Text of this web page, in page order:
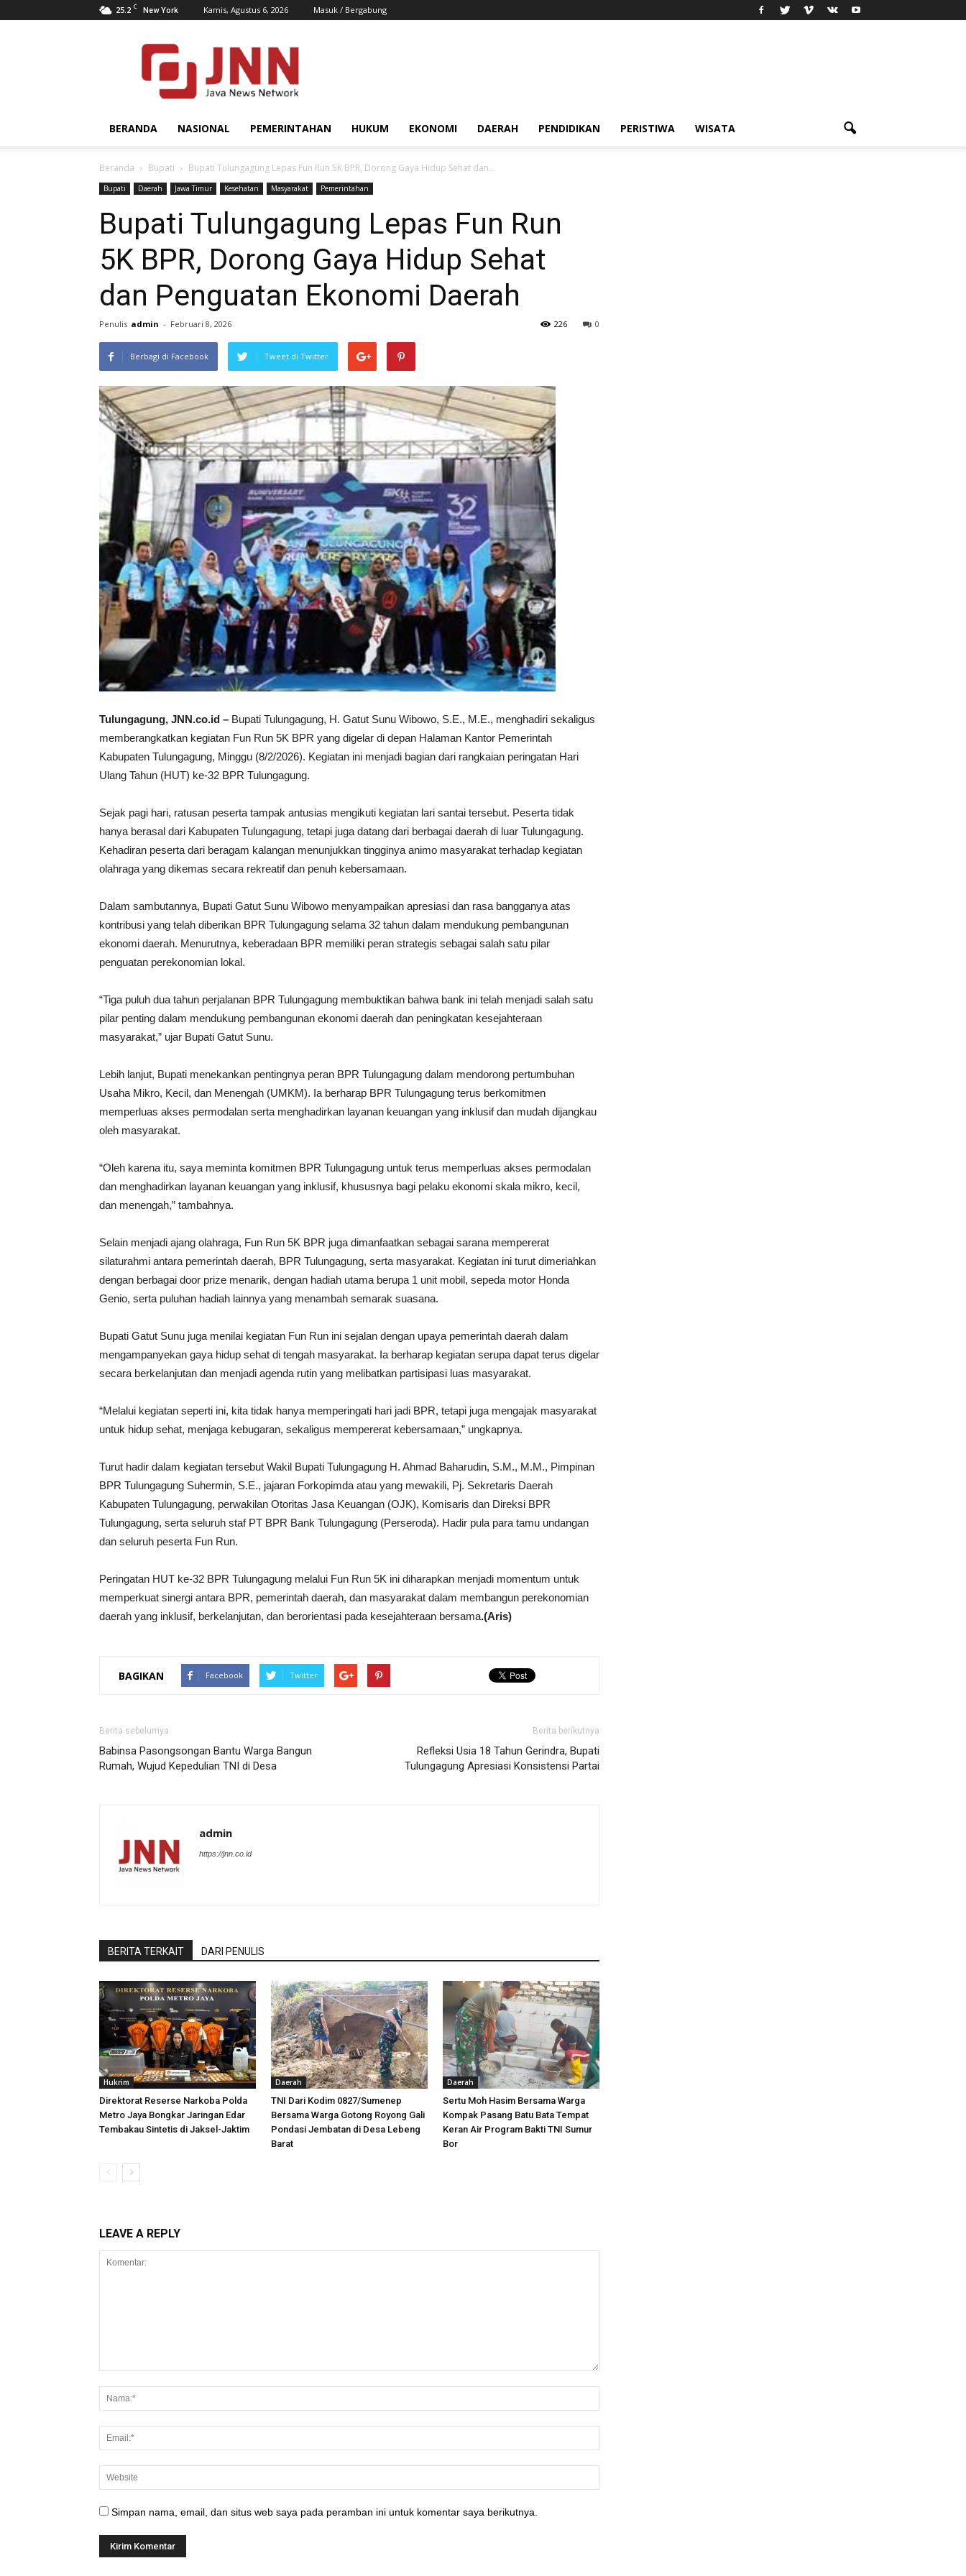
25.2 C New York Kamis, Agustus 6, 2026 Masuk / Bergabung
JNN.co.id
BERANDA NASIONAL PEMERINTAHAN HUKUM EKONOMI DAERAH PENDIDIKAN PERISTIWA WISATA
Beranda Bupati Bupati Tulungagung Lepas Fun Run 5K BPR, Dorong Gaya Hidup Sehat dan...
Bupati Daerah Jawa Timur Kesehatan Masyarakat Pemerintahan
Bupati Tulungagung Lepas Fun Run
5K BPR, Dorong Gaya Hidup Sehat
dan Penguatan Ekonomi Daerah
Penulis admin - Februari 8, 2026 0
226
Berbagi di Facebook Tweet di Twitter
Tulungagung, JNN.co.id – Bupati Tulungagung, H. Gatut Sunu Wibowo, S.E., M.E., menghadiri sekaligus
memberangkatkan kegiatan Fun Run 5K BPR yang digelar di depan Halaman Kantor Pemerintah
Kabupaten Tulungagung, Minggu (8/2/2026). Kegiatan ini menjadi bagian dari rangkaian peringatan Hari
Ulang Tahun (HUT) ke-32 BPR Tulungagung.
Sejak pagi hari, ratusan peserta tampak antusias mengikuti kegiatan lari santai tersebut. Peserta tidak
hanya berasal dari Kabupaten Tulungagung, tetapi juga datang dari berbagai daerah di luar Tulungagung.
Kehadiran peserta dari beragam kalangan menunjukkan tingginya animo masyarakat terhadap kegiatan
olahraga yang dikemas secara rekreatif dan penuh kebersamaan.
Dalam sambutannya, Bupati Gatut Sunu Wibowo menyampaikan apresiasi dan rasa bangganya atas
kontribusi yang telah diberikan BPR Tulungagung selama 32 tahun dalam mendukung pembangunan
ekonomi daerah. Menurutnya, keberadaan BPR memiliki peran strategis sebagai salah satu pilar
penguatan perekonomian lokal.
“Tiga puluh dua tahun perjalanan BPR Tulungagung membuktikan bahwa bank ini telah menjadi salah satu
pilar penting dalam mendukung pembangunan ekonomi daerah dan peningkatan kesejahteraan
masyarakat,” ujar Bupati Gatut Sunu.
Lebih lanjut, Bupati menekankan pentingnya peran BPR Tulungagung dalam mendorong pertumbuhan
Usaha Mikro, Kecil, dan Menengah (UMKM). Ia berharap BPR Tulungagung terus berkomitmen
memperluas akses permodalan serta menghadirkan layanan keuangan yang inklusif dan mudah dijangkau
oleh masyarakat.
“Oleh karena itu, saya meminta komitmen BPR Tulungagung untuk terus memperluas akses permodalan
dan menghadirkan layanan keuangan yang inklusif, khususnya bagi pelaku ekonomi skala mikro, kecil,
dan menengah,” tambahnya.
Selain menjadi ajang olahraga, Fun Run 5K BPR juga dimanfaatkan sebagai sarana mempererat
silaturahmi antara pemerintah daerah, BPR Tulungagung, serta masyarakat. Kegiatan ini turut dimeriahkan
dengan berbagai door prize menarik, dengan hadiah utama berupa 1 unit mobil, sepeda motor Honda
Genio, serta puluhan hadiah lainnya yang menambah semarak suasana.
Bupati Gatut Sunu juga menilai kegiatan Fun Run ini sejalan dengan upaya pemerintah daerah dalam
mengampanyekan gaya hidup sehat di tengah masyarakat. Ia berharap kegiatan serupa dapat terus digelar
secara berkelanjutan dan menjadi agenda rutin yang melibatkan partisipasi luas masyarakat.
“Melalui kegiatan seperti ini, kita tidak hanya memperingati hari jadi BPR, tetapi juga mengajak masyarakat
untuk hidup sehat, menjaga kebugaran, sekaligus mempererat kebersamaan,” ungkapnya.
Turut hadir dalam kegiatan tersebut Wakil Bupati Tulungagung H. Ahmad Baharudin, S.M., M.M., Pimpinan
BPR Tulungagung Suhermin, S.E., jajaran Forkopimda atau yang mewakili, Pj. Sekretaris Daerah
Kabupaten Tulungagung, perwakilan Otoritas Jasa Keuangan (OJK), Komisaris dan Direksi BPR
Tulungagung, serta seluruh staf PT BPR Bank Tulungagung (Perseroda). Hadir pula para tamu undangan
dan seluruh peserta Fun Run.
Peringatan HUT ke-32 BPR Tulungagung melalui Fun Run 5K ini diharapkan menjadi momentum untuk
memperkuat sinergi antara BPR, pemerintah daerah, dan masyarakat dalam membangun perekonomian
daerah yang inklusif, berkelanjutan, dan berorientasi pada kesejahteraan bersama.(Aris)
BAGIKAN Facebook Twitter
Berita sebelumya
Babinsa Pasongsongan Bantu Warga Bangun
Rumah, Wujud Kepedulian TNI di Desa
Berita berikutnya
Refleksi Usia 18 Tahun Gerindra, Bupati
Tulungagung Apresiasi Konsistensi Partai
admin
https://jnn.co.id
BERITA TERKAIT DARI PENULIS
Hukrim
Direktorat Reserse Narkoba Polda
Metro Jaya Bongkar Jaringan Edar
Tembakau Sintetis di Jaksel-Jaktim
Daerah
TNI Dari Kodim 0827/Sumenep
Bersama Warga Gotong Royong Gali
Pondasi Jembatan di Desa Lebeng
Barat
Daerah
Sertu Moh Hasim Bersama Warga
Kompak Pasang Batu Bata Tempat
Keran Air Program Bakti TNI Sumur
Bor
LEAVE A REPLY
Simpan nama, email, dan situs web saya pada peramban ini untuk komentar saya berikutnya.